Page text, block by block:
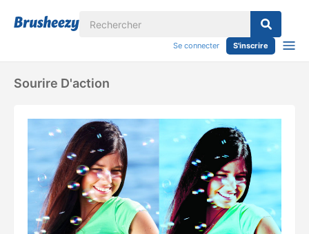
Se connecter S'inscrire
Sourire D'action